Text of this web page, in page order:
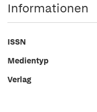
Informationen
ISSN
Medientyp
Verlag